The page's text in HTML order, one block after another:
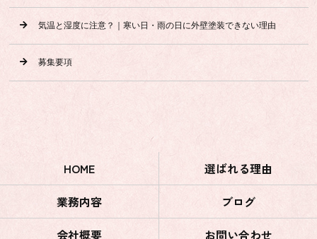
気温と湿度に注意？｜寒い日・雨の日に外壁塗装できない理由
募集要項
HOME
選ばれる理由
業務内容
ブログ
会社概要
お問い合わせ